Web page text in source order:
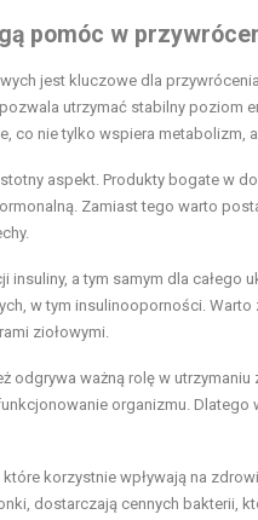
pomóc w
jest kluczowe dla
utrzymać stabilny poziom
co nie tylko wspiera metabolizm,
aspekt. Produkty bogate w
Zamiast tego warto
insuliny, a tym samym dla
w tym insulinooporności.
ziołowymi.
odgrywa ważną rolę w
organizmu.
korzystnie wpływają na
dostarczają cennych bakterii,